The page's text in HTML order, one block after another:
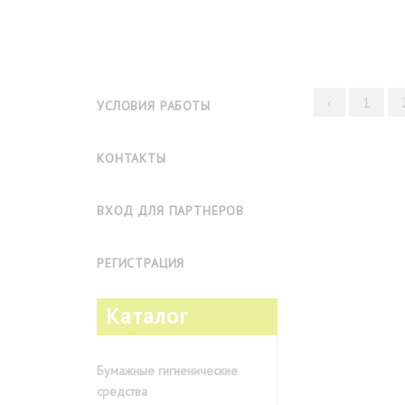
УСЛОВИЯ РАБОТЫ
КОНТАКТЫ
ВХОД ДЛЯ ПАРТНЕРОВ
РЕГИСТРАЦИЯ
Каталог
Бумажные гигиенические
средства
‹ 1